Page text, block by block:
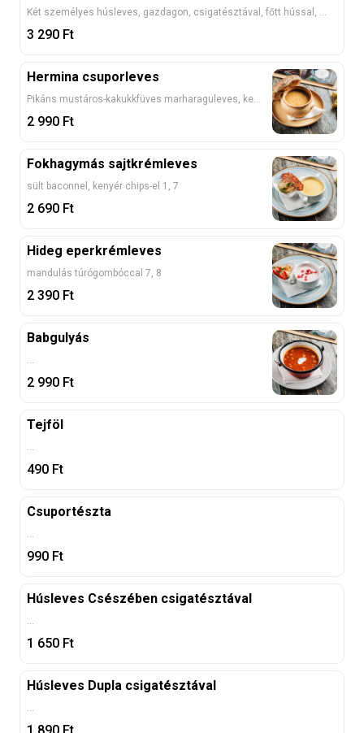
3 290 Ft
Hermina csuporleves
2 990 Ft
Fokhagymás sajtkrémleves
sült baconnel, kenyér chips-el 1, 7
2 690 Ft
Hideg eperkrémleves
mandulás túrógombóccal 7, 8
2 390 Ft
Babgulyás
2 990 Ft
Tejföl
490 Ft
Csuportészta
990 Ft
Húsleves Csészében csigatésztával
1 650 Ft
Húsleves Dupla csigatésztával